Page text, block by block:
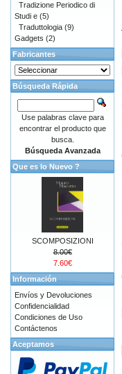
Tradizione Periodico di
Studi e (5)
Traduttologia (9)
Gadgets (2)
Fabricantes
Búsqueda Rápida
Use palabras clave para
encontrar el producto que
busca.
Búsqueda Avanzada
Que es lo Nuevo ?
SCOMPOSIZIONI
8.00€
7.60€
Información
Envíos y Devoluciones
Confidencialidad
Condiciones de Uso
Contáctenos
Aceptamos